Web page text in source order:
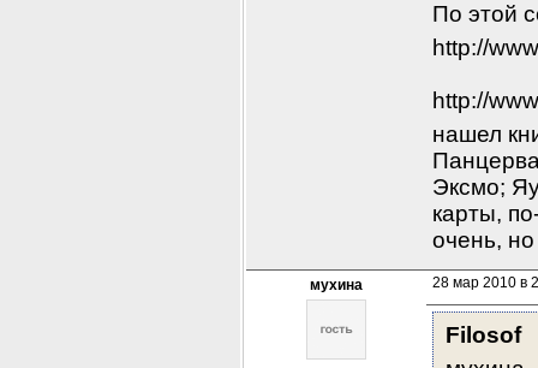
По этой
http://
http://
нашел
Эксмо;
карты,
очень,
мухина 28 мар 2010 в
Filosof